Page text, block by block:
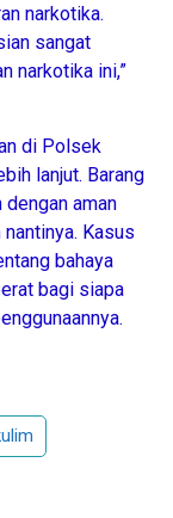
narkotika.
sangat
narkotika ini,”
di Polsek
lanjut. Barang
aman
Kasus
bahaya
bagi siapa